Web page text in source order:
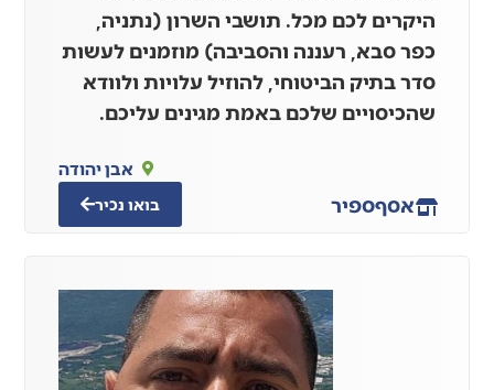
היקרים לכם מכל. תושבי השרון (נתניה,
כפר סבא, רעננה והסביבה) מוזמנים לעשות
סדר בתיק הביטוחי, להוזיל עלויות ולוודא
שהכיסויים שלכם באמת מגינים עליכם.
אסףספיר
אבן יהודה
בואו נכיר